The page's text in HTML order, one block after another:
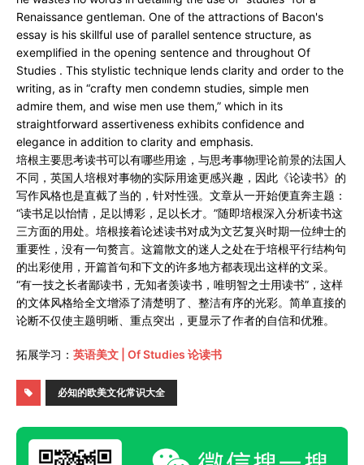
Renaissance gentleman. One of the attractions of Bacon's
essay is his skillful use of parallel sentence structure, as
exemplified in the opening sentence and throughout Of
Studies . This stylistic technique lends clarity and order to the
writing, as in “crafty men condemn studies, simple men
admire them, and wise men use them,” which in its
straightforward assertiveness exhibits confidence and
elegance in addition to clarity and emphasis.
培根主要思考读书可以有哪些用途，与思考事物理论前景的法国人
不同，英国人培根对事物的实际用途更感兴趣，因此《论读书》的
写作风格也是直截了当的，针对性强。文章从一开始便直奔主题：
“读书足以怡情，足以博彩，足以长才。”随即培根深入分析读书这
三方面的用处。培根接着论述读书对成为文艺复兴时期一位绅士的
重要性，没有一句赘言。这篇散文的迷人之处在于培根平行结构句
的出彩使用，开篇首句和下文的许多地方都表现出这样的文采。
“有一技之长者鄙读书，无知者羡读书，唯明智之士用读书”，这样
的文体风格给全文增添了清楚明了、整洁有序的光彩。简单直接的
论断不仅使主题明晰、重点突出，更显示了作者的自信和优雅。
拓展学习： 英语美文 | Of Studies 论读书
必知的欧美文化常识大全